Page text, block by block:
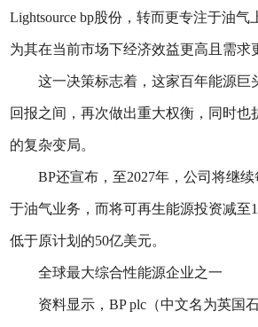
Lightsource bp股份，转而更专注于油气
为其在当前市场下经济效益更高且需求
这一决策标志着，这家百年能源巨
回报之间，再次做出重大权衡，同时也
的复杂变局。
BP还宣布，至2027年，公司将继
于油气业务，而将可再生能源投资减至
低于原计划的50亿美元。
全球最大综合性能源企业之一
资料显示，BP plc（中文名为英国